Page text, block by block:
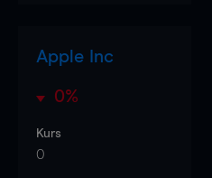
Apple Inc
0%
Kurs
0